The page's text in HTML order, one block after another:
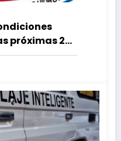
próximas 24
9 de agosto